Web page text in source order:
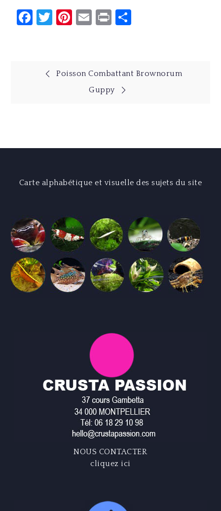
Facebook
Twitter
Pinterest
EmailPrint
Navigation
Poisson Combattant Brownorum
Guppy
Carte alphabétique et visuelle des sujets du site
NOUS CONTACTER
cliquez ici